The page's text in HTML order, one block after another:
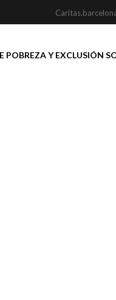
POBREZA Y EXCLUSIÓN